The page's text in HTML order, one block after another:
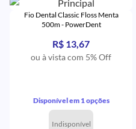
Fio Dental Classic Floss Menta
500m - PowerDent
R$ 13,67
ou à vista com 5% Off
Disponível em 1 opções
Indisponível